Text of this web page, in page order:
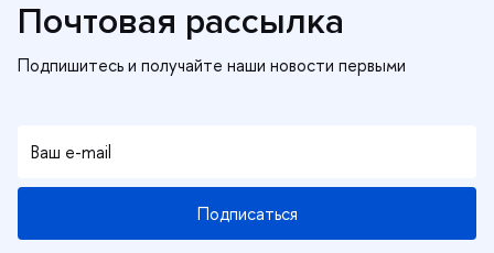
Почтовая рассылка
Подписаться